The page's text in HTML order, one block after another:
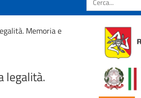
Memoria e
legalità.